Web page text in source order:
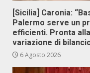
[Sicilia] Caronia:
Palermo serve un
efficienti. Pronta
variazione di
6 Agosto 2026